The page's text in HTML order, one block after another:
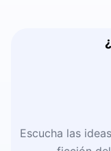
Escucha las